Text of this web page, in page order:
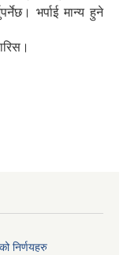
भर्पाई मान्य हुने
निर्णयहरु